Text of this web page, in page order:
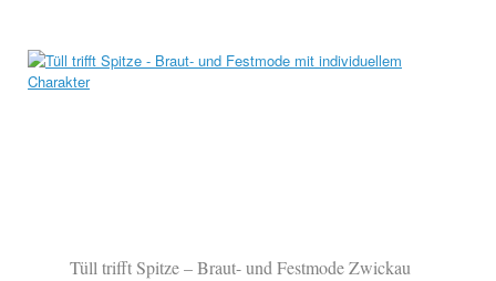
Tüll trifft Spitze – Braut- und Festmode Zwickau